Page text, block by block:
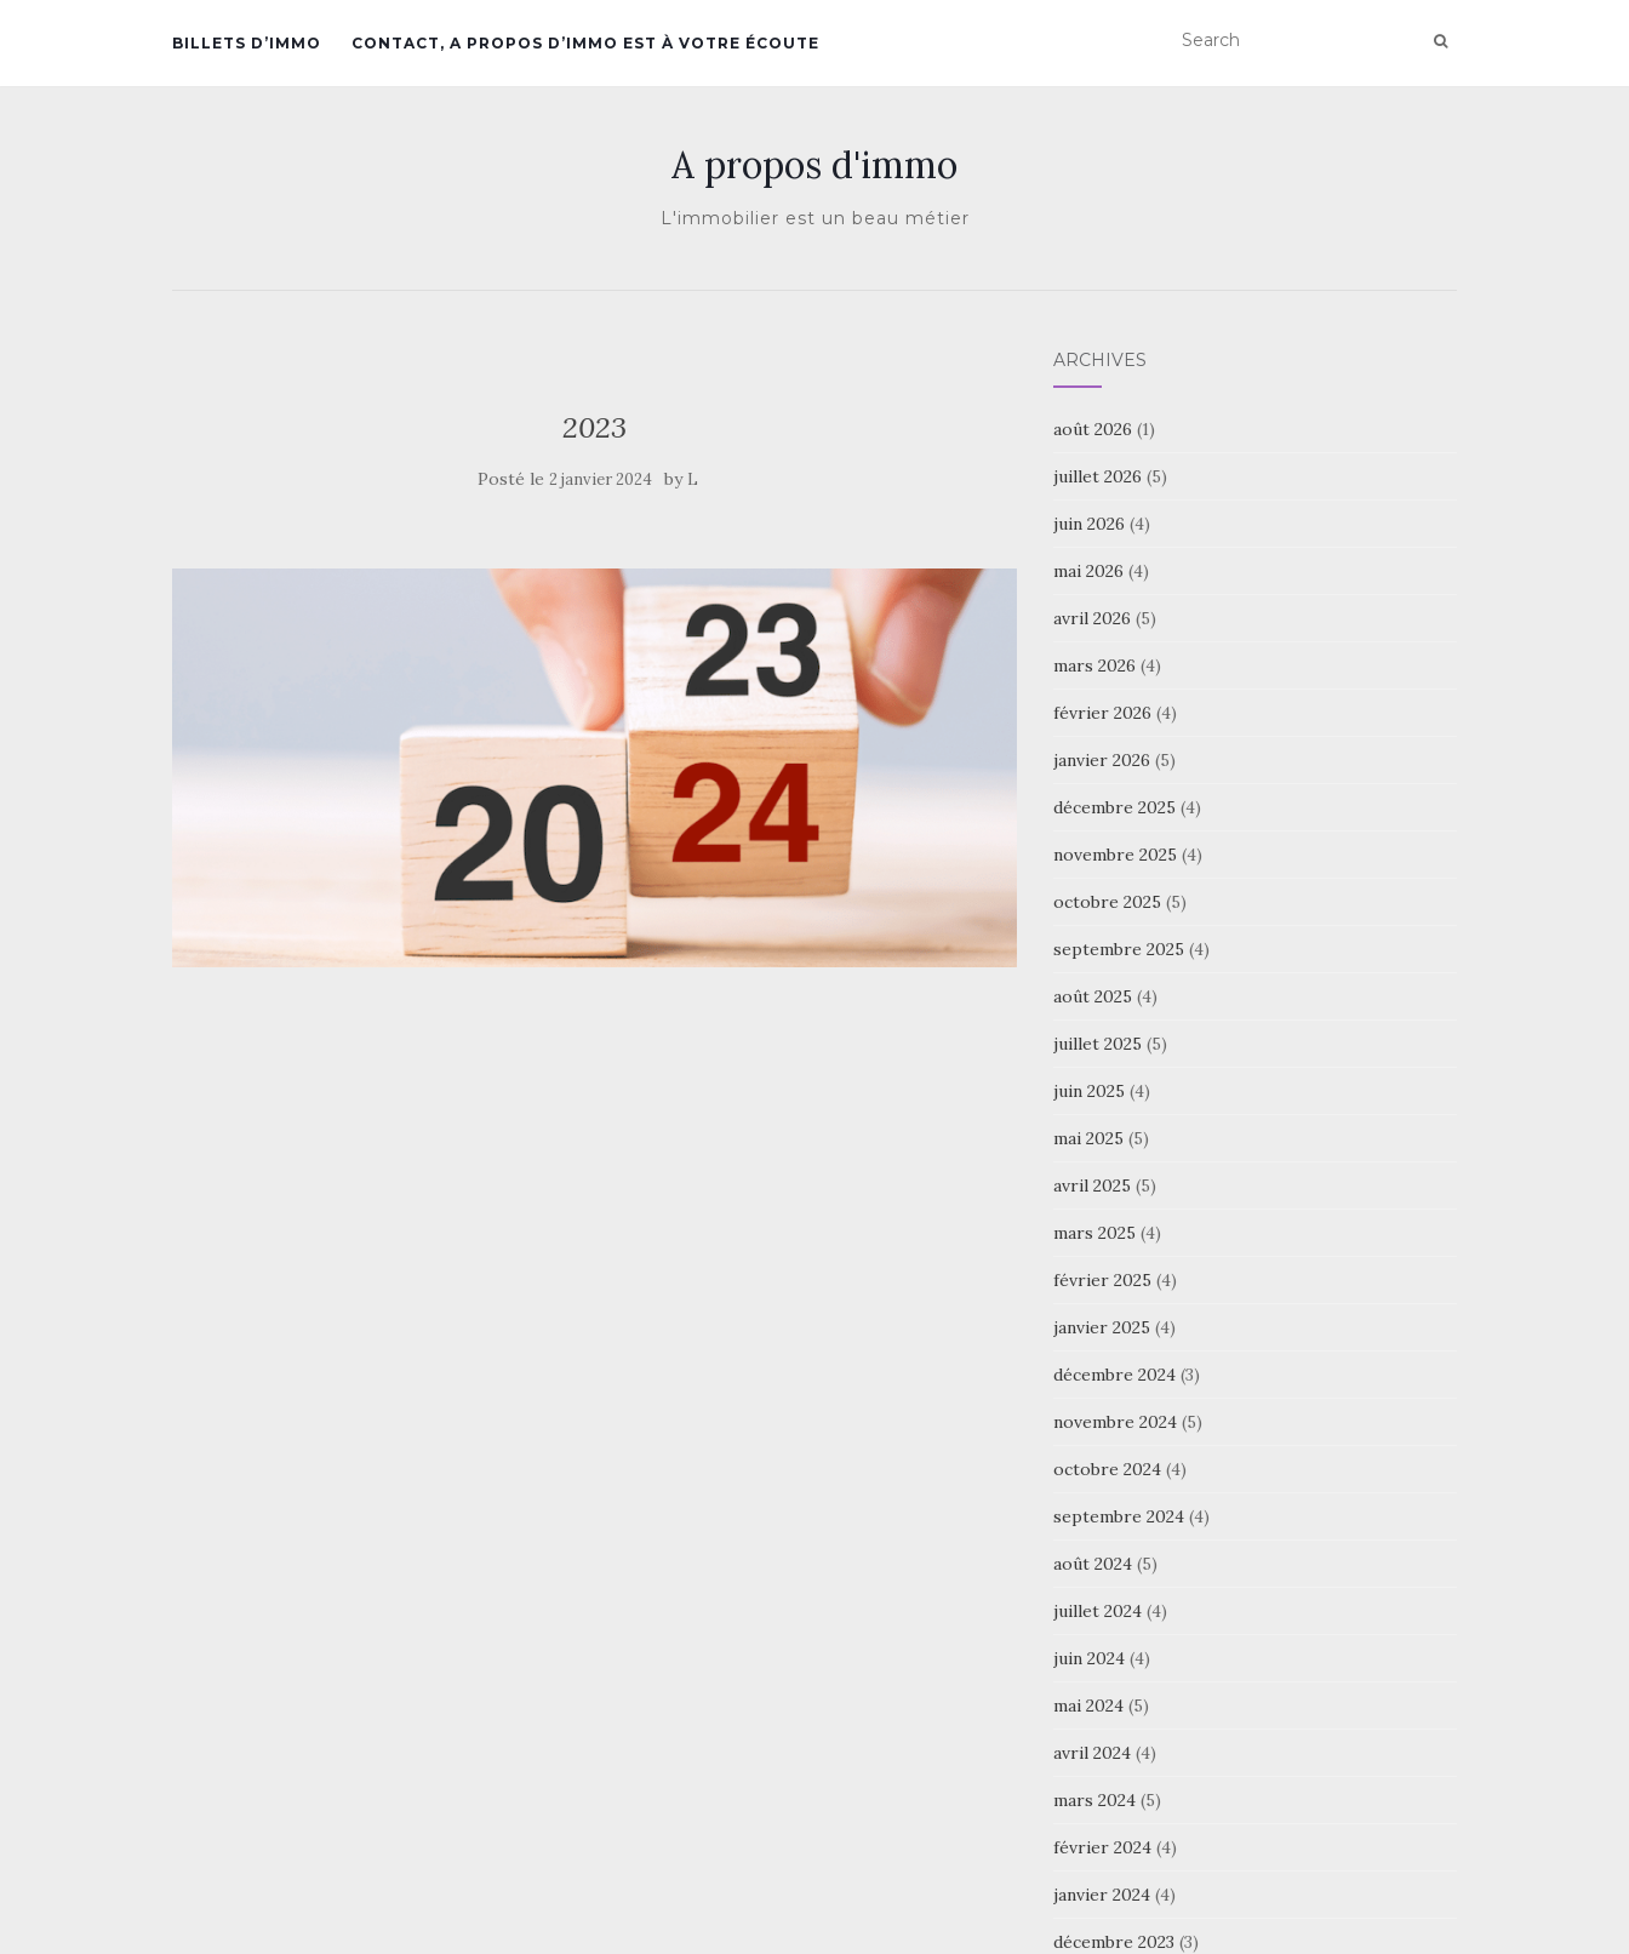
BILLETS D’IMMO CONTACT, A PROPOS D’IMMO EST À VOTRE ÉCOUTE
A propos d'immo
L'immobilier est un beau métier
2023
Posté le2 janvier 2024 by L
ARCHIVES
août 2026 (1)
juillet 2026 (5)
juin 2026 (4)
mai 2026 (4)
avril 2026 (5)
mars 2026 (4)
février 2026 (4)
janvier 2026 (5)
décembre 2025 (4)
novembre 2025 (4)
octobre 2025 (5)
septembre 2025 (4)
août 2025 (4)
juillet 2025 (5)
juin 2025 (4)
mai 2025 (5)
avril 2025 (5)
mars 2025 (4)
février 2025 (4)
janvier 2025 (4)
décembre 2024(3)
novembre 2024(5)
octobre 2024(4)
septembre 2024(4)
août 2024(5)
juillet 2024(4)
juin 2024(4)
mai 2024(5)
avril 2024(4)
mars 2024(5)
février 2024(4)
janvier 2024(4)
décembre 2023 (3)